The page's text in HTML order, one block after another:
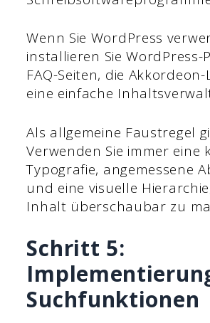
Wenn Sie WordPress
installieren Sie WordPress-
FAQ-Seiten, die
eine einfache
Als allgemeine Faustregel
Verwenden Sie immer eine
Typografie, angemessene
und eine visuelle
Inhalt überschaubar zu
Schritt 5:
Suchfunktionen